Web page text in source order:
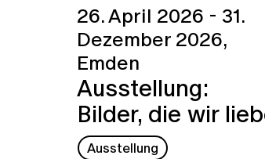
26. April 2026 - 31.
Dezember 2026,
Emden
Ausstellung:
Bilder, die wir
Ausstellung